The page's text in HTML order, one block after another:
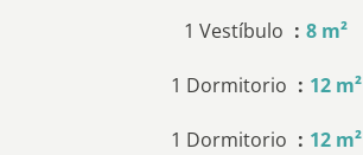
1 Vestíbulo 8 m²
1 Dormitorio 12 m²
1 Dormitorio 12 m²